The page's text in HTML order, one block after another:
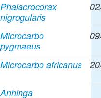
Phalacrocorax
nigrogularis
Microcarbo
pygmaeus
Microcarbo africanus
Anhinga